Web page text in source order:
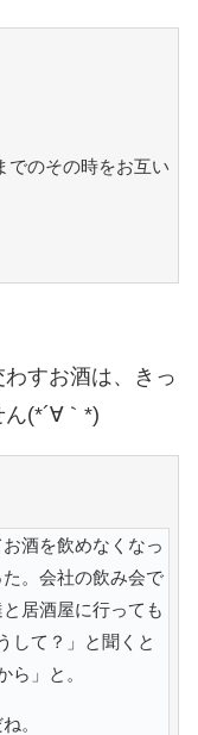
でのその時をお互い
すお酒は、きっ
(*´∀｀*)
酒を飲めなくなっ
。会社の飲み会で
居酒屋に行っても
して？」と聞くと
ら」と。
。